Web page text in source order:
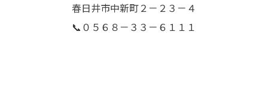
春日井市中新町２－２３－４
📞０５６８－３３－６１１１